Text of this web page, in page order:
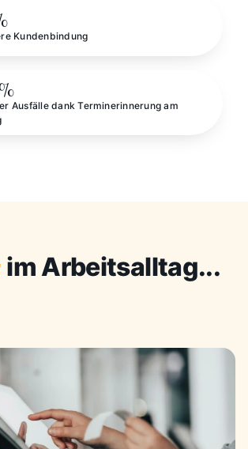
Kundenbindung
Ausfälle dank Terminerinnerung am
im Arbeitsalltag...